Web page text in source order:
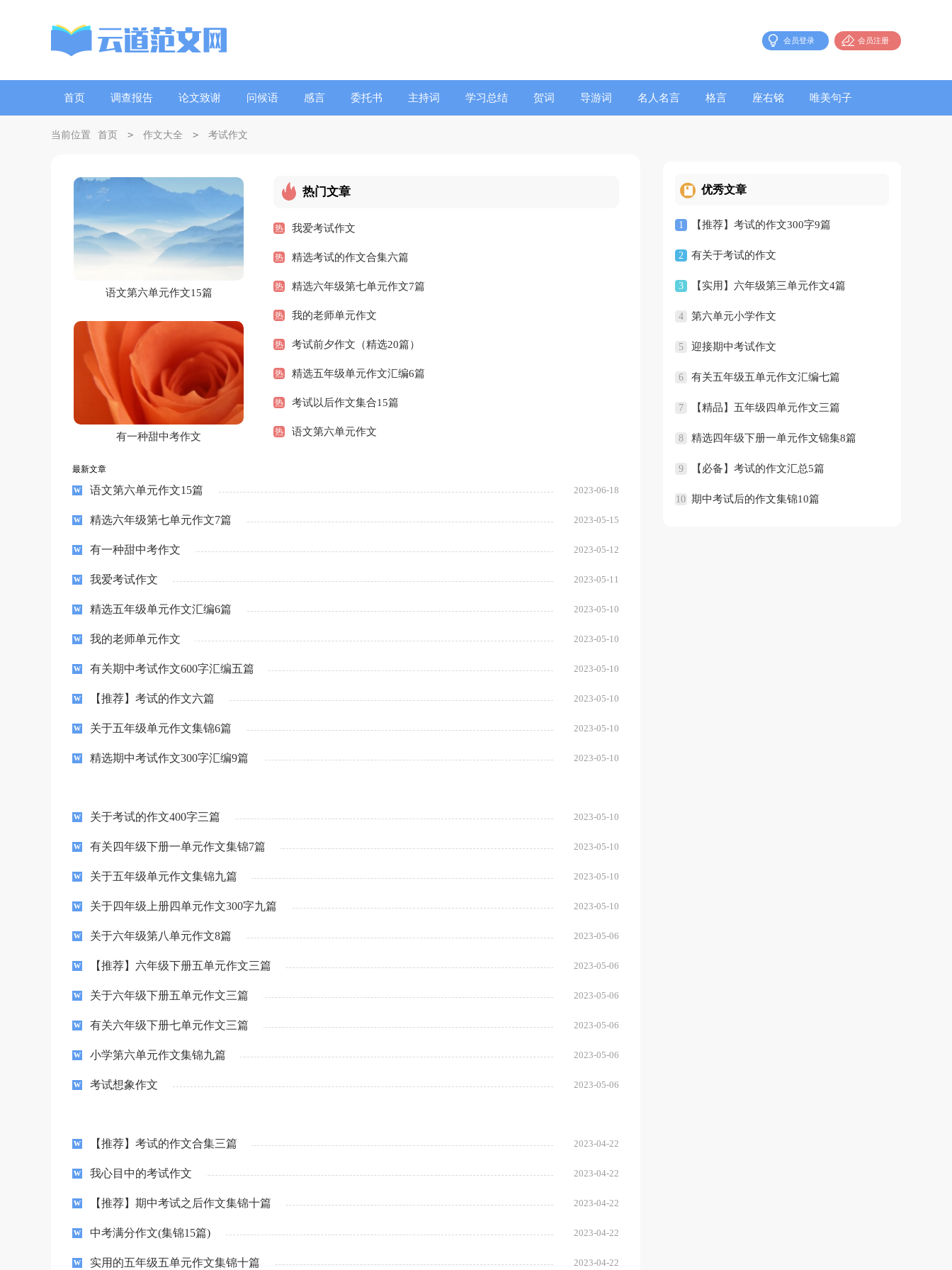
会员登录 会员注册
首页 调查报告 论文致谢 问候语 感言 委托书 主持词 学习总结 贺词 导游词 名人名言 格言 座右铭 唯美句子
当前位置 首页 > 作文大全 > 考试作文
语文第六单元作文15篇
有一种甜中考作文
热门文章
热 我爱考试作文
热 精选考试的作文合集六篇
热 精选六年级第七单元作文7篇
热 我的老师单元作文
热 考试前夕作文（精选20篇）
热 精选五年级单元作文汇编6篇
热 考试以后作文集合15篇
热 语文第六单元作文
最新文章
语文第六单元作文15篇 2023-06-18
精选六年级第七单元作文7篇 2023-05-15
有一种甜中考作文 2023-05-12
我爱考试作文 2023-05-11
精选五年级单元作文汇编6篇 2023-05-10
我的老师单元作文 2023-05-10
有关期中考试作文600字汇编五篇 2023-05-10
【推荐】考试的作文六篇 2023-05-10
关于五年级单元作文集锦6篇 2023-05-10
精选期中考试作文300字汇编9篇 2023-05-10
关于考试的作文400字三篇 2023-05-10
有关四年级下册一单元作文集锦7篇 2023-05-10
关于五年级单元作文集锦九篇 2023-05-10
关于四年级上册四单元作文300字九篇 2023-05-10
关于六年级第八单元作文8篇 2023-05-06
【推荐】六年级下册五单元作文三篇 2023-05-06
关于六年级下册五单元作文三篇 2023-05-06
有关六年级下册七单元作文三篇 2023-05-06
小学第六单元作文集锦九篇 2023-05-06
考试想象作文 2023-05-06
【推荐】考试的作文合集三篇 2023-04-22
我心目中的考试作文 2023-04-22
【推荐】期中考试之后作文集锦十篇 2023-04-22
中考满分作文(集锦15篇) 2023-04-22
实用的五年级五单元作文集锦十篇 2023-04-22
优秀文章
1 【推荐】考试的作文300字9篇
2 有关于考试的作文
3 【实用】六年级第三单元作文4篇
4 第六单元小学作文
5 迎接期中考试作文
6 有关五年级五单元作文汇编七篇
7 【精品】五年级四单元作文三篇
8 精选四年级下册一单元作文锦集8篇
9 【必备】考试的作文汇总5篇
10 期中考试后的作文集锦10篇